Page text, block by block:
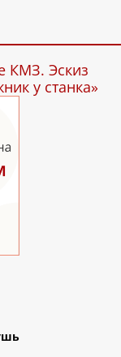
КМЗ. Эскиз
у станка»